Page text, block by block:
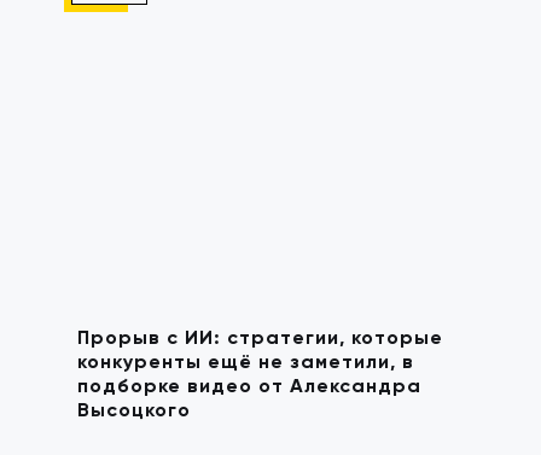
Прорыв с ИИ: стратегии, которые
конкуренты ещё не заметили, в
подборке видео от Александра
Высоцкого